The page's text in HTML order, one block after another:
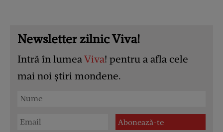
Newsletter zilnic Viva!
Intră în lumeaViva! pentru a afla cele
mai noi știri mondene.